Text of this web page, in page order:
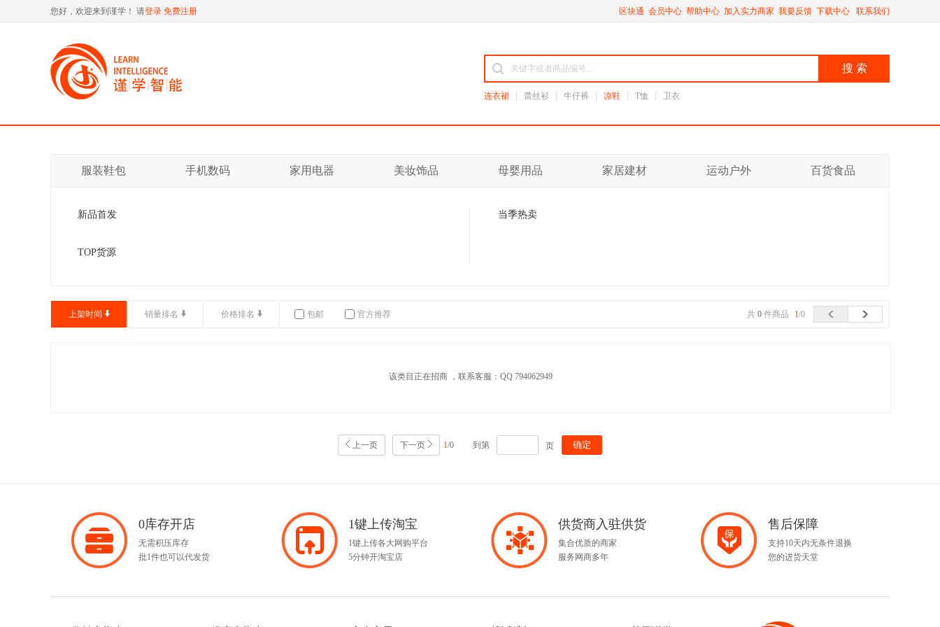
您好，欢迎来到谨学！ 请登录 免费注册 区块通 会员中心 帮助中心 加入实力商家 我要反馈 下载中心 联系我们
搜 索
连衣裙 蕾丝衫 牛仔裤 凉鞋 T恤 卫衣
服装鞋包 手机数码 家用电器 美妆饰品 母婴用品 家居建材 运动户外 百货食品
新品首发
TOP货源
当季热卖
上架时间 销量排名 价格排名 包邮 官方推荐 共 0 件商品 1/0
该类目正在招商 ，联系客服：QQ 794062949
上一页 下一页 1/0 到第 页 确定
0库存开店
无需积压库存
批1件也可以代发货
1键上传淘宝
1键上传各大网购平台
5分钟开淘宝店
供货商入驻供货
集合优质的商家
服务网商多年
售后保障
支持10天内无条件退换
您的进货天堂